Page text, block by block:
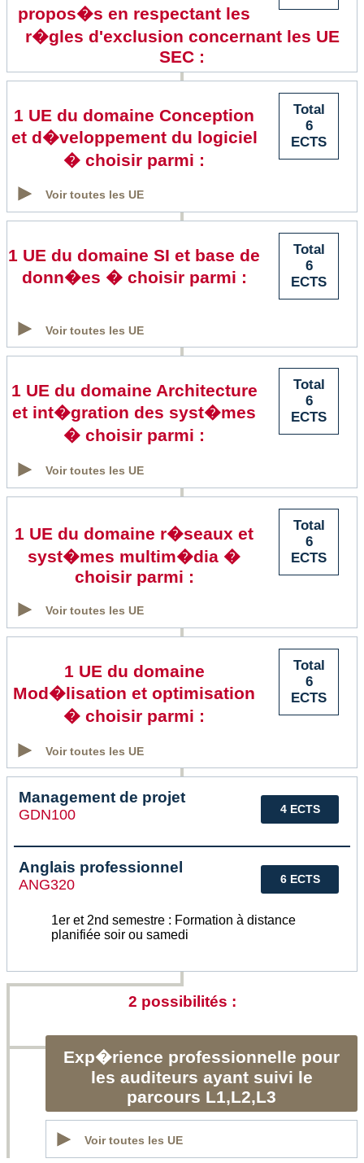
propos�s en respectant les
r�gles d'exclusion concernant les UE
SEC :
Total
6
ECTS
1 UE du domaine Conception
et d�veloppement du logiciel
� choisir parmi :
Voir toutes les UE
Total
6
ECTS
1 UE du domaine SI et base de
donn�es � choisir parmi :
Voir toutes les UE
Total
6
ECTS
1 UE du domaine Architecture
et int�gration des syst�mes
� choisir parmi :
Voir toutes les UE
Total
6
ECTS
1 UE du domaine r�seaux et
syst�mes multim�dia �
choisir parmi :
Voir toutes les UE
Total
6
ECTS
1 UE du domaine
Mod�lisation et optimisation
� choisir parmi :
Voir toutes les UE
4 ECTS
Management de projet
GDN100
6 ECTS
Anglais professionnel
ANG320
1er et 2nd semestre : Formation à distance
planifiée soir ou samedi
2 possibilités :
Exp�rience professionnelle pour
les auditeurs ayant suivi le
parcours L1,L2,L3
Voir toutes les UE